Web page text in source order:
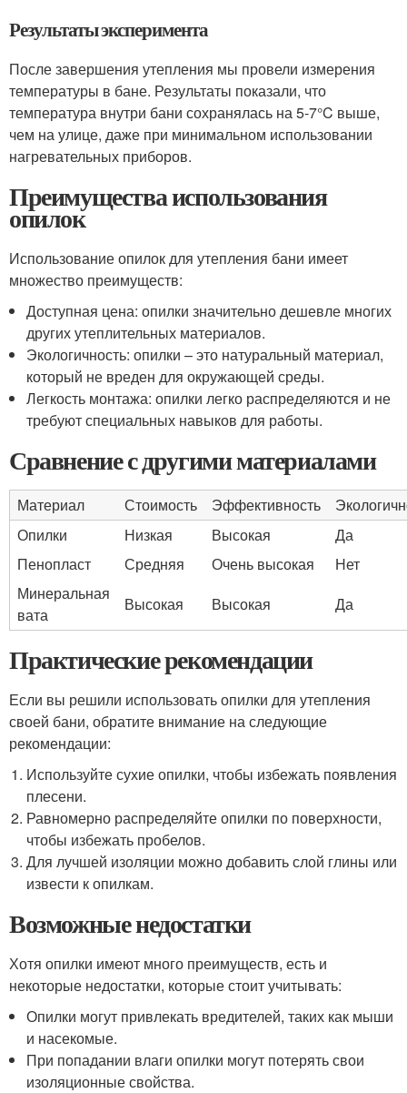
Результаты эксперимента
После завершения утепления мы провели измерения
температуры в бане. Результаты показали, что
температура внутри бани сохранялась на 5-7°C выше,
чем на улице, даже при минимальном использовании
нагревательных приборов.
Преимущества использования
опилок
Использование опилок для утепления бани имеет
множество преимуществ:
Доступная цена: опилки значительно дешевле многих
других утеплительных материалов.
Экологичность: опилки – это натуральный материал,
который не вреден для окружающей среды.
Легкость монтажа: опилки легко распределяются и не
требуют специальных навыков для работы.
Сравнение с другими материалами
Материал Стоимость Эффективность
Опилки
Низкая Высокая
Да
Пенопласт
Средняя Очень высокая
Нет
Минеральная
вата
Высокая Высокая Да
Практические рекомендации
Если вы решили использовать опилки для утепления
своей бани, обратите внимание на следующие
рекомендации:
Используйте сухие опилки, чтобы избежать появления
плесени.
Равномерно распределяйте опилки по поверхности,
чтобы избежать пробелов.
Для лучшей изоляции можно добавить слой глины или
извести к опилкам.
Возможные недостатки
Хотя опилки имеют много преимуществ, есть и
некоторые недостатки, которые стоит учитывать:
Опилки могут привлекать вредителей, таких как мыши
и насекомые.
При попадании влаги опилки могут потерять свои
изоляционные свойства.